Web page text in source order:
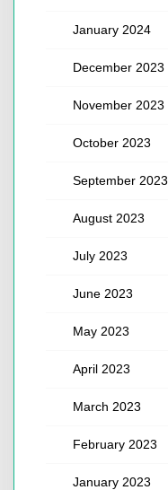
January 2024
December 2023
November 2023
October 2023
September 2023
August 2023
July 2023
June 2023
May 2023
April 2023
March 2023
February 2023
January 2023